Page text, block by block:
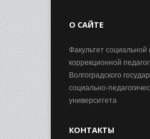
О САЙТЕ
Факультет социальной
коррекционной
Волгоградского
социально-
университета
КОНТАКТЫ